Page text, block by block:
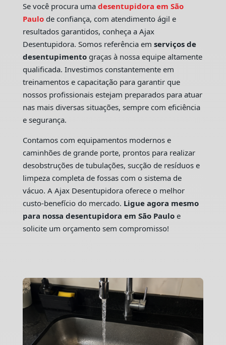
Se você procura uma desentupidora em São
Paulo de confiança, com atendimento ágil e
resultados garantidos, conheça a Ajax
Desentupidora. Somos referência em serviços de
desentupimentograças à nossa equipe altamente
qualificada. Investimos constantemente em
treinamentos e capacitação para garantir que
nossos profissionais estejam preparados para atuar
nas mais diversas situações, sempre com eficiência
e segurança.
Contamos com equipamentos modernos e
caminhões de grande porte, prontos para realizar
desobstruções de tubulações, sucção de resíduos e
limpeza completa de fossas com o sistema de
vácuo. A Ajax Desentupidora oferece o melhor
custo-benefício do mercado. Ligue agora mesmo
para nossa desentupidora em São Pauloe
solicite um orçamento sem compromisso!